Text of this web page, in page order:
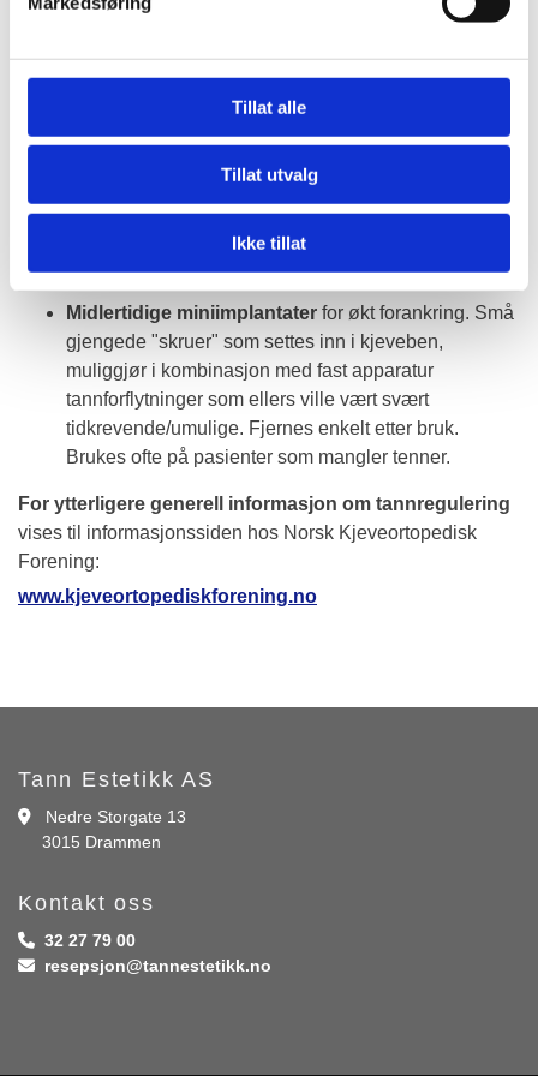
Tillat alle
Tillat utvalg
Ikke tillat
opp i relativt kompliserte bittfeil også. (Eksempel på
Eksempler på annen hjelpeapparatur:
for fremføring av liten underkjeve. Brukes
3-4 måneder i kombinasjon med fast apparatur, og er
for meg ofte et naturlig førstevalg grunnet sin
effektivitet sammenlignet med avtagbar apparatur.
Midlertidige miniimplantater for økt forankring. Små
gjengede "skruer" som settes inn i kjeveben,
muliggjør i kombinasjon med fast apparatur
tannforflytninger som ellers ville vært svært
tidkrevende/umulige. Fjernes enkelt etter bruk.
Brukes ofte på pasienter som mangler tenner.
For ytterligere generell informasjon om tannregulering
vises til informasjonssiden hos Norsk Kjeveortopedisk
Forening:
www.kjeveortopediskforening.no
Tann Estetikk AS
 Nedre Storgate 13
3015 Drammen
Kontakt oss
 32 27 79 00
 resepsjon@tannestetikk.no